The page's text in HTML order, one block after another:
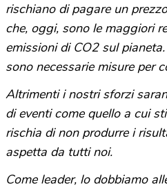
rischiano di pagare un
che, oggi, sono le maggiori
emissioni di CO2 sul
sono necessarie misure per
Altrimenti i nostri sforzi
di eventi come quello a cui
rischia di non produrre i
aspetta da tutti noi.
Come leader, lo dobbiamo